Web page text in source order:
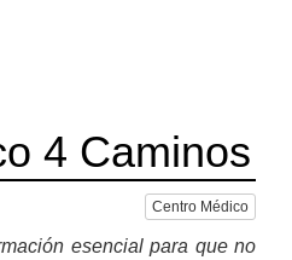
4 Caminos
Centro Médico
esencial para que no